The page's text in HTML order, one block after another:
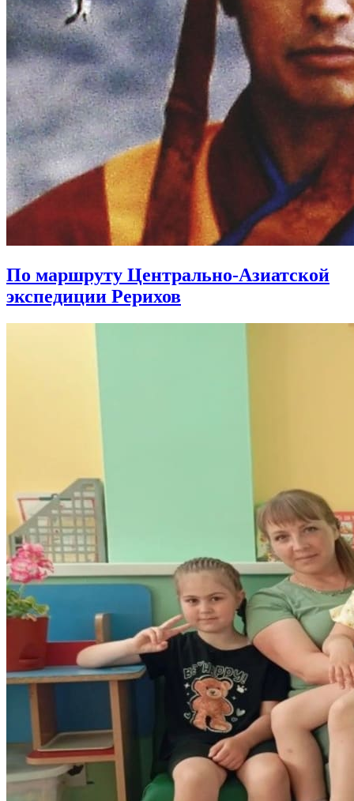
По маршруту Центрально-Азиатской
экспедиции Рерихов